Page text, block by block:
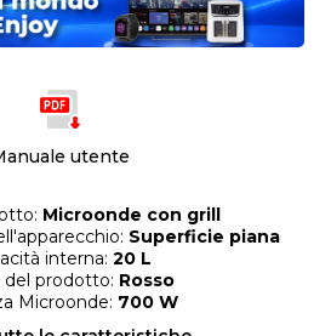
utente
Microonde con grill
Superficie piana
interna: 20 L
del prodotto: Rosso
Microonde: 700 W